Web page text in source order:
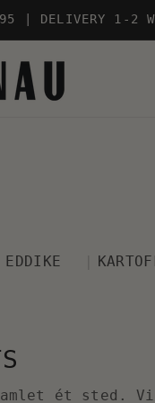
| DELIVERY 1-2
EDDIKE
ét sted. Vi